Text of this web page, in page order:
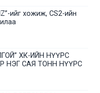
ийг хожиж, CS2-ийн
ХК-ИЙН НҮҮРС
НЭГ САЯ ТОНН НҮҮРС